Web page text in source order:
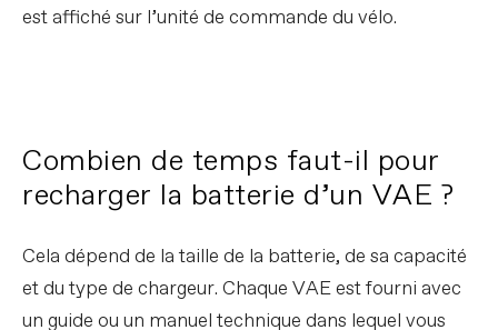
est affiché sur l’unité de commande du vélo.
Combien de temps faut-il pour
recharger la batterie d’un VAE ?
Cela dépend de la taille de la batterie, de sa capacité
et du type de chargeur. Chaque VAE est fourni avec
un guide ou un manuel technique dans lequel vous